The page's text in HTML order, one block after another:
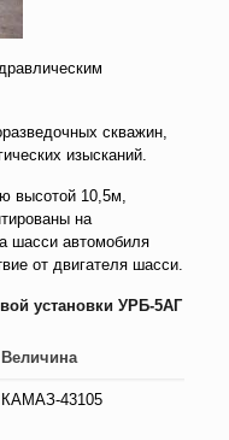
скважин,
изысканий.
высотой 10,5м,
на
шасси автомобиля
от двигателя шасси.
установки УРБ-5АГ
Величина
КАМАЗ-43105